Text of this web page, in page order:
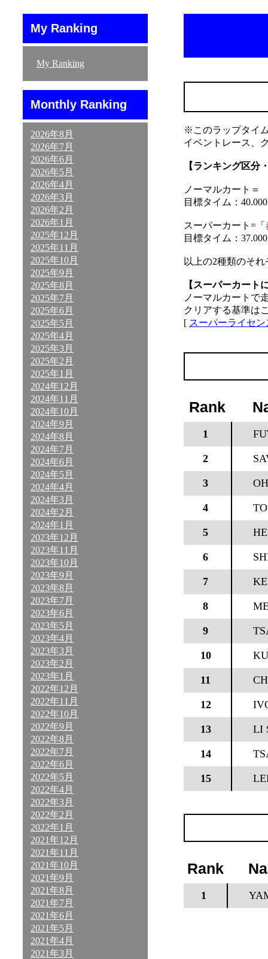
My Ranking
My Ranking
Monthly Ranking
2026年8月
2026年7月
2026年6月
2026年5月
2026年4月
2026年3月
2026年2月
2026年1月
2025年12月
2025年11月
2025年10月
2025年9月
2025年8月
2025年7月
2025年6月
2025年5月
2025年4月
2025年3月
2025年2月
2025年1月
2024年12月
2024年11月
2024年10月
2024年9月
2024年8月
2024年7月
2024年6月
2024年5月
2024年4月
2024年3月
2024年2月
2024年1月
2023年12月
2023年11月
2023年10月
2023年9月
2023年8月
2023年7月
2023年6月
2023年5月
2023年4月
2023年3月
2023年2月
2023年1月
2022年12月
2022年11月
2022年10月
2022年9月
2022年8月
2022年7月
2022年6月
2022年5月
2022年4月
2022年3月
2022年2月
2022年1月
2021年12月
2021年11月
2021年10月
2021年9月
2021年8月
2021年7月
2021年6月
2021年5月
2021年4月
2021年3月
※このラップタイ
イベントレース、
【ランキング区分
ノーマルカート＝
目標タイム：
スーパーカート=「
目標タイム：
以上の2種類のそ
【スーパーカート
ノーマルカートで
クリアする基準は
[ スーパーライセ
Rank
1
2
3
4
5
6
7
8
9
10
11
12
13 LI
14
15
Rank
1